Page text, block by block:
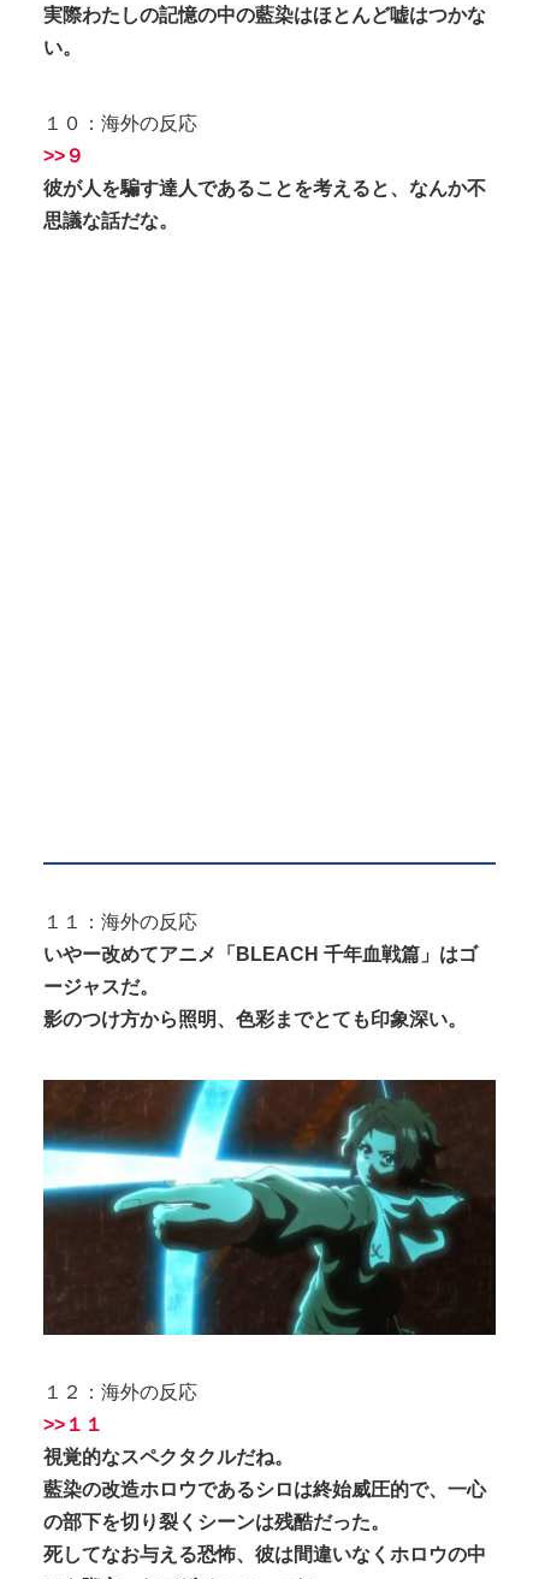
実際わたしの記憶の中の藍染はほとんど嘘はつかな
い。
１０：海外の反応
>>９
彼が人を騙す達人であることを考えると、なんか不
思議な話だな。
１１：海外の反応
いやー改めてアニメ「BLEACH 千年血戦篇」はゴ
ージャスだ。
影のつけ方から照明、色彩までとても印象深い。
１２：海外の反応
>>１１
視覚的なスペクタクルだね。
藍染の改造ホロウであるシロは終始威圧的で、一心
の部下を切り裂くシーンは残酷だった。
死してなお与える恐怖、彼は間違いなくホロウの中